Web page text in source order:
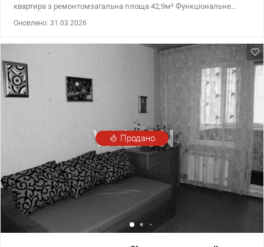
квартира з ремонтомзагальна площа 42,9м² Функціональне
Раціональне використання площі – максимум комфорту без
зайвих метрів.
Оновлено: 31.03.2026
Продано